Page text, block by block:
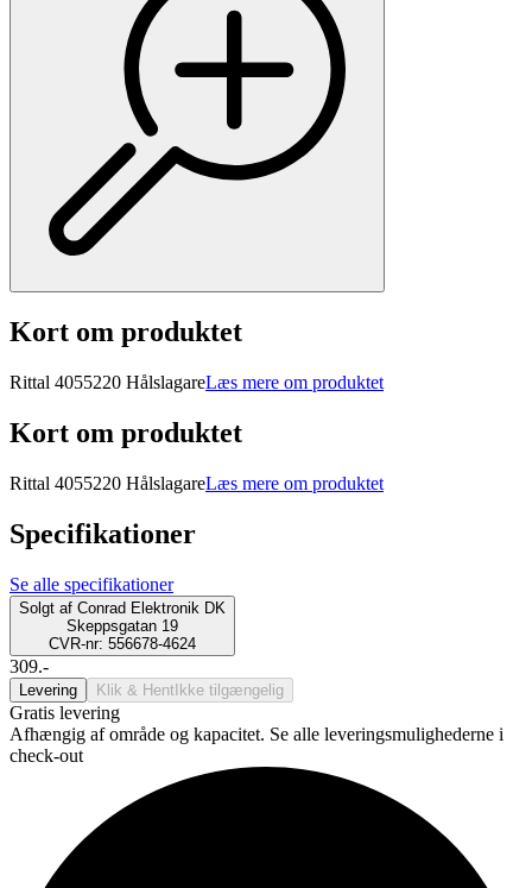
Kort om produktet
Rittal 4055220 HålslagareLæs mere om produktet
Kort om produktet
Rittal 4055220 HålslagareLæs mere om produktet
Specifikationer
Se alle specifikationer
Solgt af Conrad Elektronik DK
Skeppsgatan 19
CVR-nr: 556678-4624
309.-
Levering Klik & Hent Ikke tilgængelig
Gratis levering
Afhængig af område og kapacitet. Se alle leveringsmulighederne i
check-out